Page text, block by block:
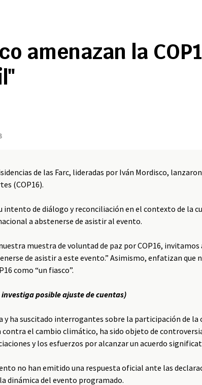
amenazan la
de las Farc, lideradas por Iván Mordisco,
(COP16).
de diálogo y reconciliación en el contexto de la
a abstenerse de asistir al evento.
muestra de voluntad de paz por COP16, invitamos
de asistir a este evento.” Asimismo, enfatizan que
como “un fiasco”.
posible ajuste de cuentas)
y ha suscitado interrogantes sobre la participación de la
contra el cambio climático, ha sido objeto de
y los esfuerzos por alcanzar un acuerdo
no han emitido una respuesta oficial ante las
dinámica del evento programado.